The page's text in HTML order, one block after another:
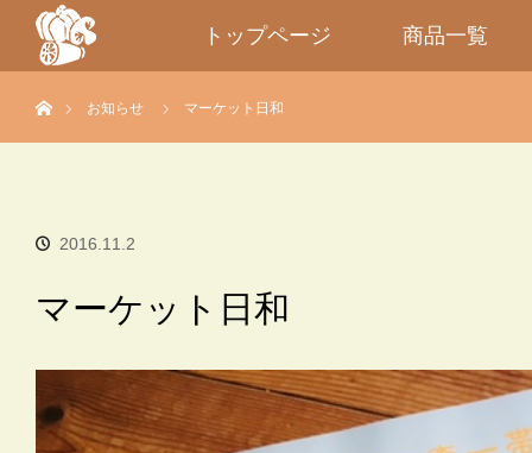
トップページ 商品一覧
お知らせ
マーケット日和
2016.11.2
マーケット日和